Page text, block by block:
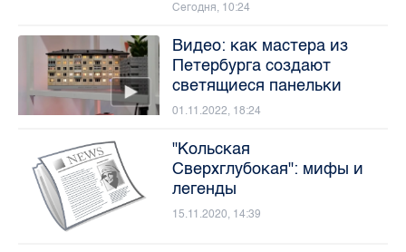
Сегодня, 10:24
Видео: как мастера из
Петербурга создают
светящиеся панельки
01.11.2022, 18:24
"Кольская
Сверхглубокая": мифы и
легенды
15.11.2020, 14:39